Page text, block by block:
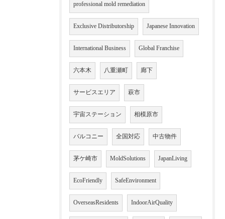
professional mold remediation
Exclusive Distributorship Japanese Innovation
International Business Global Franchise
六本木 八重瀬町 廊下
サービスエリア 萩市
宇宙ステーション 相模原市
バルコニー 全国対応 中古物件
茅ケ崎市 MoldSolutions JapanLiving
EcoFriendly SafeEnvironment
OverseasResidents IndoorAirQuality